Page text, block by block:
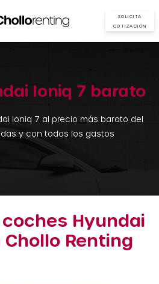
SOLICITA
COTIZACIÓN
Ioniq 7 barato
Ioniq 7 al precio más barato del
y con todos los gastos
Hyundai
Chollo Renting